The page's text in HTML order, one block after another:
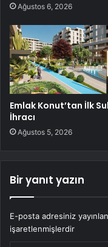
Ağustos 6, 2026
Emlak Konut’tan İlk
İhracı
Ağustos 5, 2026
Bir yanıt yazın
E-posta adresiniz
işaretlenmişlerdir